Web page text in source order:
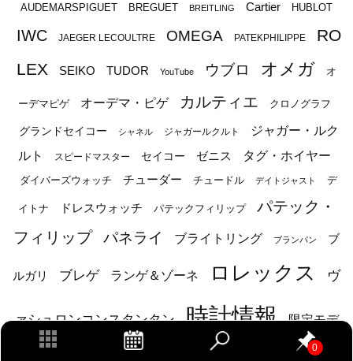
0
AUDEMARSPIGUET BREGUET BREITLING Cartier HUBLOT
IWC JAEGER LECOULTRE OMEGA PATEKPHILIPPE
RO
LEX
SEIKO TUDOR YouTube ウブロ オメガ オ
ーデマピゲ オーデマ・ピゲ カルティエ クロノグラフ
グランドセイコー シャネル ジャガールクルト
ジャガー・ルク
ルト
スピードマスター セイコー ゼニス タグ・ホイヤー
ダイバーズウォッチ チューダー チュードル デイトジャスト デ
イトナ ドレスウォッチ パテックフィリップ
パテック・
フィリップ
パネライ ブライトリング ブランパン ブ
ルガリ ブレゲ ランゲ＆ゾーネ ロレックス ヴ
ァシュロンコンスタンタン 時計情報 限定モデ